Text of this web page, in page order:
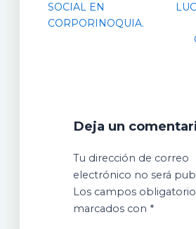
SOCIAL EN
CORPORINOQUIA.
Deja un
Tu dirección de correo
electrónico no será
Los campos
marcados con *